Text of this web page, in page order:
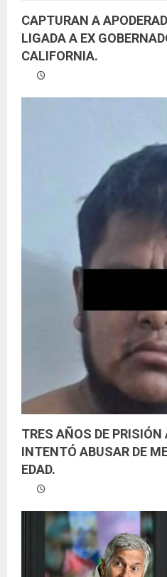
n
d
CAPTURAN A
LIGADA A EX
CALIFORNIA.
TRES AÑOS DE
INTENTÓ ABUSAR DE
EDAD.